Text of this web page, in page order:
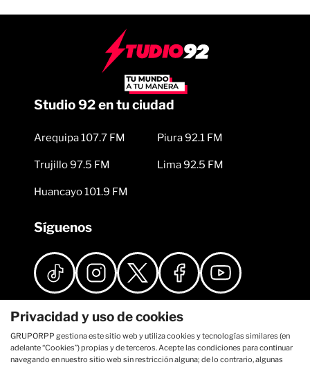
Studio 92 en tu ciudad
Arequipa 107.7 FM
Trujillo 97.5 FM
Huancayo 101.9 FM
Piura 92.1 FM
Lima 92.5 FM
Síguenos
Privacidad y uso de cookies
GRUPORPP gestiona este sitio web y utiliza cookies y tecnologías similares (en
adelante “Cookies”) propias y de terceros. Acepte las condiciones para continuar
navegando en nuestro sitio web sin restricción alguna; de lo contrario, algunas